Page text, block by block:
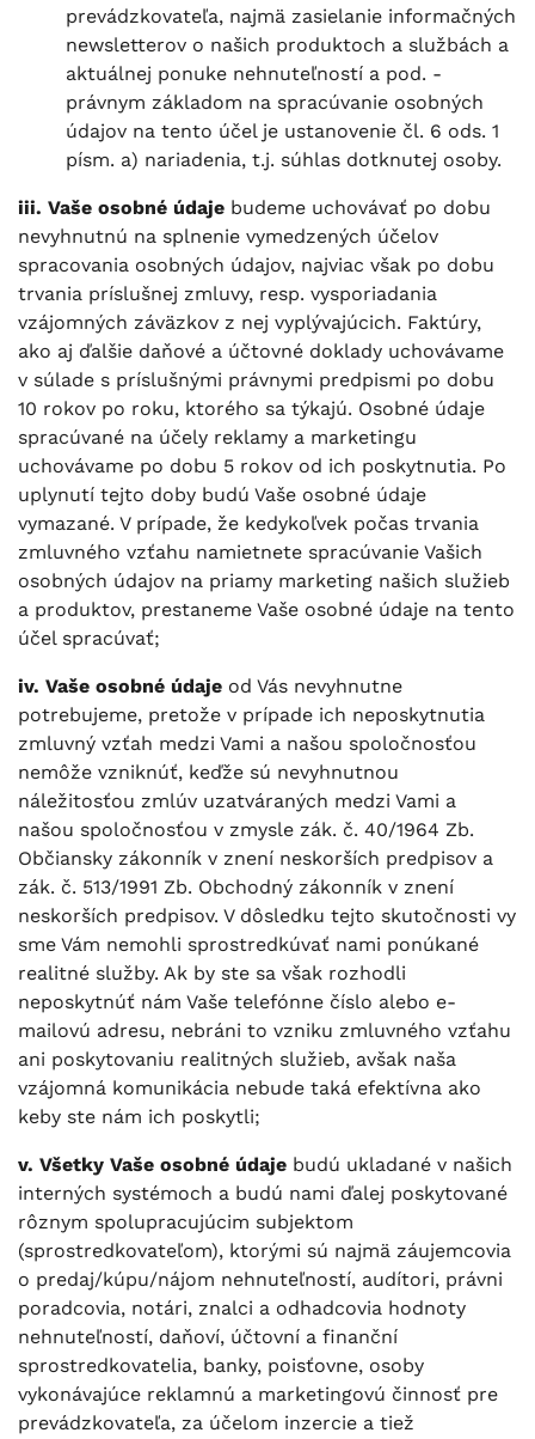
prevádzkovateľa, najmä zasielanie informačných
newsletterov o našich produktoch a službách a
aktuálnej ponuke nehnuteľností a pod. -
právnym základom na spracúvanie osobných
údajov na tento účel je ustanovenie čl. 6 ods. 1
písm. a) nariadenia, t.j. súhlas dotknutej osoby.
iii. Vaše osobné údaje budeme uchovávať po dobu
nevyhnutnú na splnenie vymedzených účelov
spracovania osobných údajov, najviac však po dobu
trvania príslušnej zmluvy, resp. vysporiadania
vzájomných záväzkov z nej vyplývajúcich. Faktúry,
ako aj ďalšie daňové a účtovné doklady uchovávame
v súlade s príslušnými právnymi predpismi po dobu
10 rokov po roku, ktorého sa týkajú. Osobné údaje
spracúvané na účely reklamy a marketingu
uchovávame po dobu 5 rokov od ich poskytnutia. Po
uplynutí tejto doby budú Vaše osobné údaje
vymazané. V prípade, že kedykoľvek počas trvania
zmluvného vzťahu namietnete spracúvanie Vašich
osobných údajov na priamy marketing našich služieb
a produktov, prestaneme Vaše osobné údaje na tento
účel spracúvať;
iv. Vaše osobné údaje od Vás nevyhnutne
potrebujeme, pretože v prípade ich neposkytnutia
zmluvný vzťah medzi Vami a našou spoločnosťou
nemôže vzniknúť, keďže sú nevyhnutnou
náležitosťou zmlúv uzatváraných medzi Vami a
našou spoločnosťou v zmysle zák. č. 40/1964 Zb.
Občiansky zákonník v znení neskorších predpisov a
zák. č. 513/1991 Zb. Obchodný zákonník v znení
neskorších predpisov. V dôsledku tejto skutočnosti vy
sme Vám nemohli sprostredkúvať nami ponúkané
realitné služby. Ak by ste sa však rozhodli
neposkytnúť nám Vaše telefónne číslo alebo e-
mailovú adresu, nebráni to vzniku zmluvného vzťahu
ani poskytovaniu realitných služieb, avšak naša
vzájomná komunikácia nebude taká efektívna ako
keby ste nám ich poskytli;
v. Všetky Vaše osobné údaje budú ukladané v našich
interných systémoch a budú nami ďalej poskytované
rôznym spolupracujúcim subjektom
(sprostredkovateľom), ktorými sú najmä záujemcovia
o predaj/kúpu/nájom nehnuteľností, audítori, právni
poradcovia, notári, znalci a odhadcovia hodnoty
nehnuteľností, daňoví, účtovní a finanční
sprostredkovatelia, banky, poisťovne, osoby
vykonávajúce reklamnú a marketingovú činnosť pre
prevádzkovateľa, za účelom inzercie a tiež